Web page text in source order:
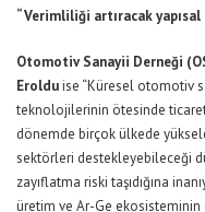
“Verimliliği artıracak yapısal
Otomotiv Sanayii Derneği
Erolduise “Küresel otomotiv
teknolojilerinin ötesinde ticaret
dönemde birçok ülkede
sektörleri destekleyebileceği
zayıflatma riski taşıdığına
üretim ve Ar-Ge ekosisteminin